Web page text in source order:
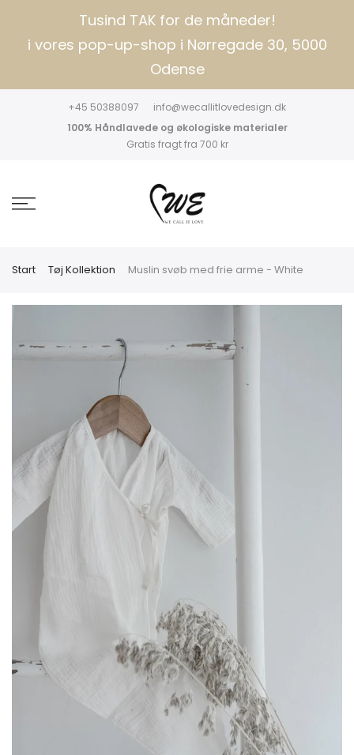
Tusind TAK for de måneder!
i vores pop-up-shop i Nørregade 30, 5000
Odense
+45 50388097
info@wecallitlovedesign.dk
100% Håndlavede og økologiske materialer
Gratis fragt fra 700 kr
Start Tøj Kollektion Muslin svøb med frie arme - White